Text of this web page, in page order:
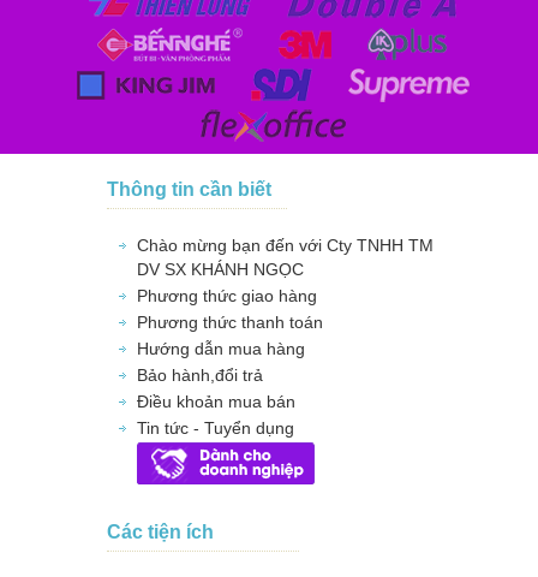
Thông tin cần biết
Chào mừng bạn đến với Cty TNHH TM
DV SX KHÁNH NGỌC
Phương thức giao hàng
Phương thức thanh toán
Hướng dẫn mua hàng
Bảo hành,đổi trả
Điều khoản mua bán
Tin tức - Tuyển dụng
Các tiện ích